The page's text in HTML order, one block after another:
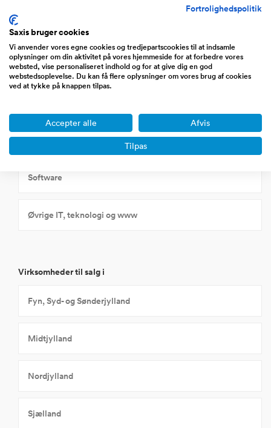
Internet websites
Internethandel Detail (b2c)
IT/computer/databehandling
Software
Øvrige IT, teknologi og www
Virksomheder til salg i
Fyn, Syd- og Sønderjylland
Midtjylland
Nordjylland
Sjælland
Fortrolighedspolitik
Saxis bruger cookies
Vi anvender vores egne cookies og tredjepartscookies til at indsamle
oplysninger om din aktivitet på vores hjemmeside for at forbedre vores
websted, vise personaliseret indhold og for at give dig en god
webstedsoplevelse. Du kan få flere oplysninger om vores brug af cookies
ved at tykke på knappen tilpas.
Accepter alle Afvis
Tilpas